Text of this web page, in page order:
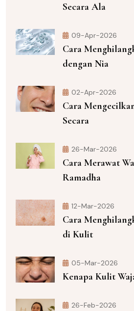
Secara Ala
09-Apr-2026
Cara
dengan Nia
02-Apr-2026
Cara
Secara
26-Mar-2026
Cara Merawat
Ramadha
12-Mar-2026
Cara
di Kulit
05-Mar-2026
Kenapa Kulit
26-Feb-2026